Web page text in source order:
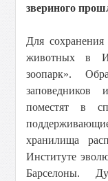
звериного
Для
животных в
зоопарк».
заповедников
поместят в
хранилища
Институте
Барселоны.